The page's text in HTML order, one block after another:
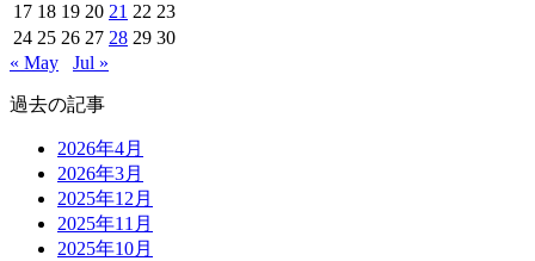
17 18 19 20 21 22 23
24 25 26 27 28 29 30
« May
Jul »
過去の記事
2026年4月
2026年3月
2025年12月
2025年11月
2025年10月